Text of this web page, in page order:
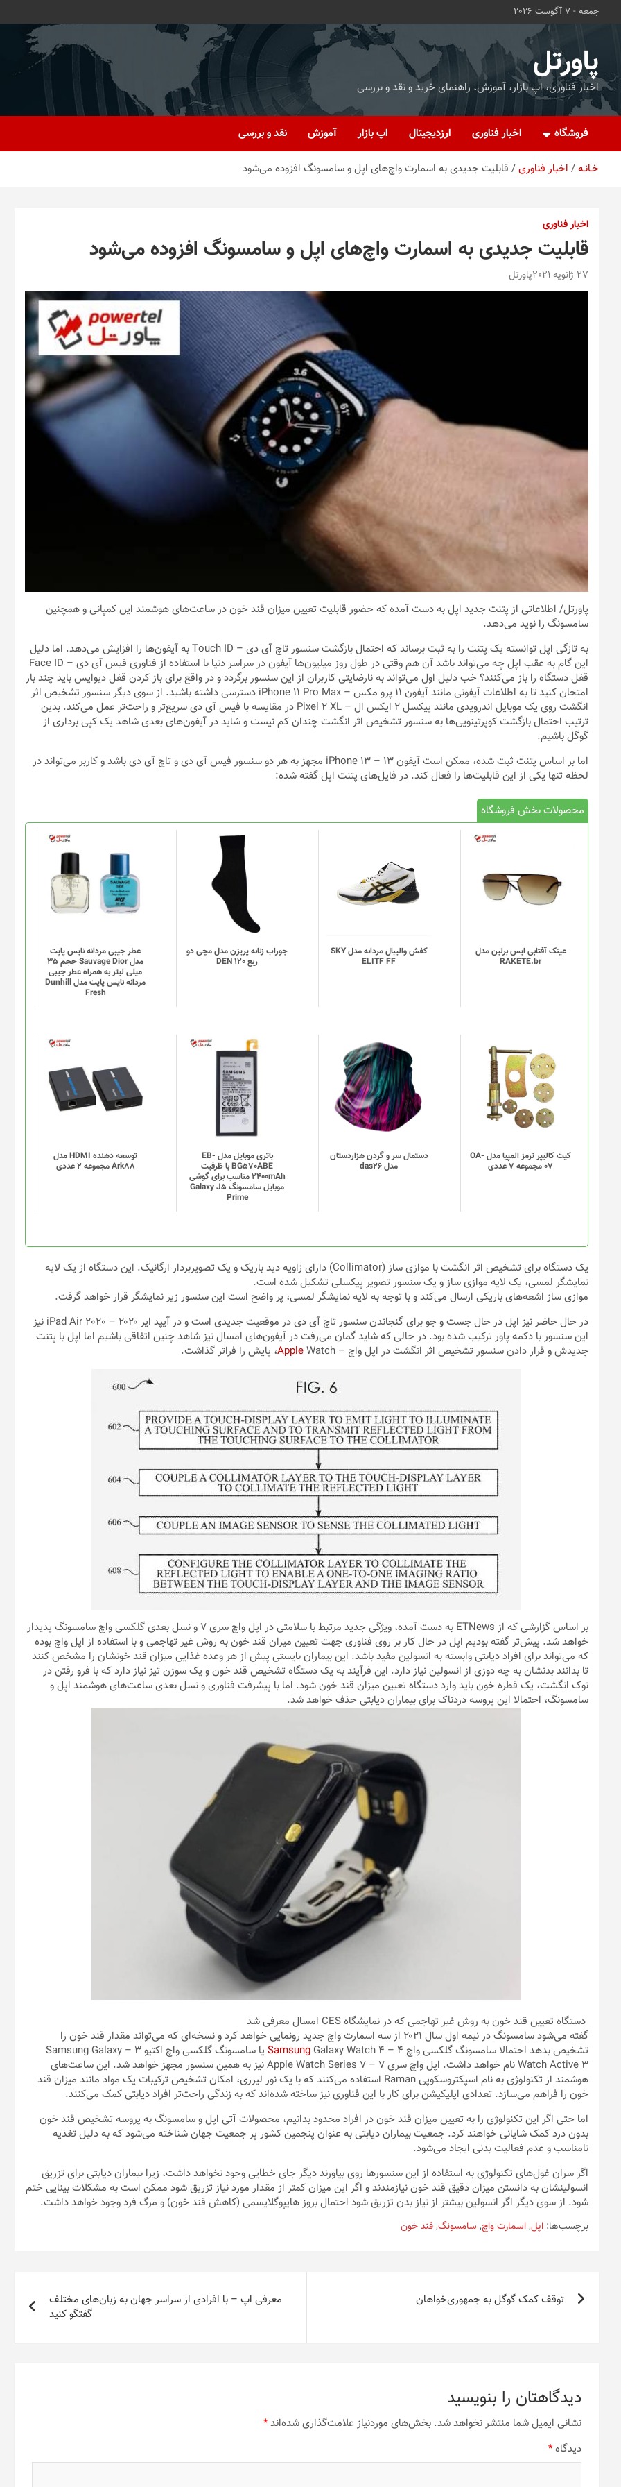
جمعه - 7 آگوست 2026
پاورتل
اخبار فناوری، اپ بازار، آموزش، راهنمای خرید و نقد و بررسی
فروشگاه اخبار فناوری ارزدیجیتال اپ بازار آموزش نقد و بررسی
خـانـه اخبار فناوری قابلیت جدیدی به اسمارت واچ‌های اپل و سامسونگ افزوده می‌شود
اخبار فناوری
قابلیت جدیدی به اسمارت واچ‌های اپل و سامسونگ افزوده می‌شود
27 ژانویه 2021 پاورتل
پاورتل/ اطلاعاتی از پتنت جدید اپل به دست آمده که حضور قابلیت تعیین میزان قند خون در ساعت‌های هوشمند این کمپانی و همچنین
سامسونگ را نوید می‌دهد.
به تازگی اپل توانسته یک پتنت را به ثبت برساند که احتمال بازگشت سنسور تاچ آی دی – Touch ID به آیفون‌ها را افزایش می‌دهد. اما دلیل
این گام به عقب اپل چه می‌تواند باشد آن هم وقتی در طول روز میلیون‌ها آیفون در سراسر دنیا با استفاده از فناوری فیس آی دی – Face ID
قفل دستگاه را باز می‌کنند؟ خب دلیل اول می‌تواند به نارضایتی کاربران از این سنسور برگردد و در واقع برای باز کردن قفل دیوایس باید چند بار
امتحان کنید تا به اطلاعات آیفونی مانند آیفون ۱۱ پرو مکس – iPhone 11 Pro Max دسترسی داشته باشید. از سوی دیگر سنسور تشخیص اثر
انگشت روی یک موبایل اندرویدی مانند پیکسل ۲ ایکس ال – Pixel 2 XL در مقایسه با فیس آی دی سریع‌تر و راحت‌تر عمل می‌کند. بدین
ترتیب احتمال بازگشت کوپرتینویی‌ها به سنسور تشخیص اثر انگشت چندان کم نیست و شاید در آیفون‌های بعدی شاهد یک کپی برداری از
گوگل باشیم.
اما بر اساس پتنت ثبت شده، ممکن است آیفون ۱۳ – iPhone 13 مجهز به هر دو سنسور فیس آی دی و تاچ آی دی باشد و کاربر می‌تواند در
لحظه تنها یکی از این قابلیت‌ها را فعال کند. در فایل‌های پتنت اپل گفته شده:
محصولات بخش فروشگاه
عینک آفتابی ایس برلین مدل
RAKETE.br
کفش والیبال مردانه مدل SKY
ELITF FF
دارای
انواع
مختلفی
گزینه
ها
محصول
انتخاب
شوند
جوراب زنانه پریزن مدل مچی دو
ربع DEN 120
این
محصول
دارای
انواع
مختلفی
می
گزینه
ها
محصول
انتخاب
شوند
عطر جیبی مردانه نایس پاپت
مدل Sauvage Dior حجم 35
میلی لیتر به همراه عطر جیبی
مردانه نایس پاپت مدل Dunhill
Fresh
کیت کالیپر ترمز المپیا مدل OA-
07 مجموعه 7 عددی
دستمال سر و گردن هزاردستان
مدل das26
این
محصول
دارای
انواع
مختلفی
می
گزینه
ها
محصول
انتخاب
شوند
باتری موبایل مدل EB-
BG570ABE با ظرفیت
2400mAh مناسب برای گوشی
موبایل سامسونگ Galaxy J5
Prime
توسعه دهنده HDMI مدل
Ark88 مجموعه 2 عددی
یک دستگاه برای تشخیص اثر انگشت با موازی ساز (Collimator) دارای زاویه دید باریک و یک تصویربردار ارگانیک. این دستگاه از یک لایه
نمایشگر لمسی، یک لایه موازی ساز و یک سنسور تصویر پیکسلی تشکیل شده است.
موازی ساز اشعه‌های باریکی ارسال می‌کند و با توجه به لایه نمایشگر لمسی، پر واضح است این سنسور زیر نمایشگر قرار خواهد گرفت.
در حال حاضر نیز اپل در حال جست و جو برای گنجاندن سنسور تاچ آی دی در موقعیت جدیدی است و در آیپد ایر ۲۰۲۰ – iPad Air 2020 نیز
این سنسور با دکمه پاور ترکیب شده بود. در حالی که شاید گمان می‌رفت در آیفون‌های امسال نیز شاهد چنین اتفاقی باشیم اما اپل با پتنت
جدیدش و قرار دادن سنسور تشخیص اثر انگشت در اپل واچ –
AppleWatch، پایش را فراتر گذاشت.
بر اساس گزارشی که از ETNews به دست آمده، ویژگی جدید مرتبط با سلامتی در اپل واچ سری ۷ و نسل بعدی گلکسی واچ سامسونگ پدیدار
خواهد شد. پیش‌تر گفته بودیم اپل در حال کار بر روی فناوری جهت تعیین میزان قند خون به روش غیر تهاجمی و با استفاده از اپل واچ بوده
که می‌تواند برای افراد دیابتی وابسته به انسولین مفید باشد. این بیماران بایستی پیش از هر وعده غذایی میزان قند خونشان را مشخص کنند
تا بدانند بدنشان به چه دوزی از انسولین نیاز دارد. این فرآیند به یک دستگاه تشخیص قند خون و یک سوزن تیز نیاز دارد که با فرو رفتن در
نوک انگشت، یک قطره خون باید وارد دستگاه تعیین میزان قند خون شود. اما با پیشرفت فناوری و نسل بعدی ساعت‌های هوشمند اپل و
سامسونگ، احتمالا این پروسه دردناک برای بیماران دیابتی حذف خواهد شد.
دستگاه تعیین قند خون به روش غیر تهاجمی که در نمایشگاه CES امسال معرفی شد
گفته می‌شود سامسونگ در نیمه اول سال ۲۰۲۱ از سه اسمارت واچ جدید رونمایی خواهد کرد و نسخه‌ای که می‌تواند مقدار قند خون را
تشخیص بدهد احتمالا سامسونگ گلکسی واچ ۴ –
Samsung
Galaxy Watch 4 یا سامسونگ گلکسی واچ اکتیو ۳ – Samsung Galaxy
Watch Active 3 نام خواهد داشت. اپل واچ سری ۷ – Apple Watch Series 7 نیز به همین سنسور مجهز خواهد شد. این ساعت‌های
هوشمند از تکنولوژی به نام اسپکتروسکوپی Raman استفاده می‌کنند که با یک نور لیزری، امکان تشخیص ترکیبات یک مواد مانند میزان قند
خون را فراهم می‌سازد. تعدادی اپلیکیشن برای کار با این فناوری نیز ساخته شده‌اند که به زندگی راحت‌تر افراد دیابتی کمک می‌کنند.
اما حتی اگر این تکنولوژی را به تعیین میزان قند خون در افراد محدود بدانیم، محصولات آتی اپل و سامسونگ به پروسه تشخیص قند خون
بدون درد کمک شایانی خواهند کرد. جمعیت بیماران دیابتی به عنوان پنجمین کشور پر جمعیت جهان شناخته می‌شود که به دلیل تغذیه
نامناسب و عدم فعالیت بدنی ایجاد می‌شود.
اگر سران غول‌های تکنولوژی به استفاده از این سنسورها روی بیاورند دیگر جای خطایی وجود نخواهد داشت، زیرا بیماران دیابتی برای تزریق
انسولینشان به دانستن میزان دقیق قند خون نیازمندند و اگر این میزان کمتر از مقدار مورد نیاز تزریق شود ممکن است به مشکلات بینایی ختم
شود. از سوی دیگر اگر انسولین بیشتر از نیاز بدن تزریق شود احتمال بروز هایپوگلایسمی (کاهش قند خون) و مرگ فرد وجود خواهد داشت.
برچسب‌ها: اپل,اسمارت واچ, سامسونگ,قند خون
راهبری
نوشتهتوقف کمک گوگل به جمهوری‌خواهان
معرفی اپ – با افرادی از سراسر جهان به زبان‌های مختلف
گفتگو کنید
دیدگاهتان را بنویسید
نشانی ایمیل شما منتشر نخواهد شد. بخش‌های موردنیاز علامت‌گذاری شده‌اند*
دیدگاه*